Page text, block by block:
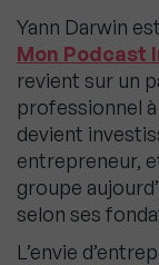
Yann Darwin
Mon Podcast
revient sur un
professionnel
devient
entrepreneur,
groupe
selon ses
L’envie